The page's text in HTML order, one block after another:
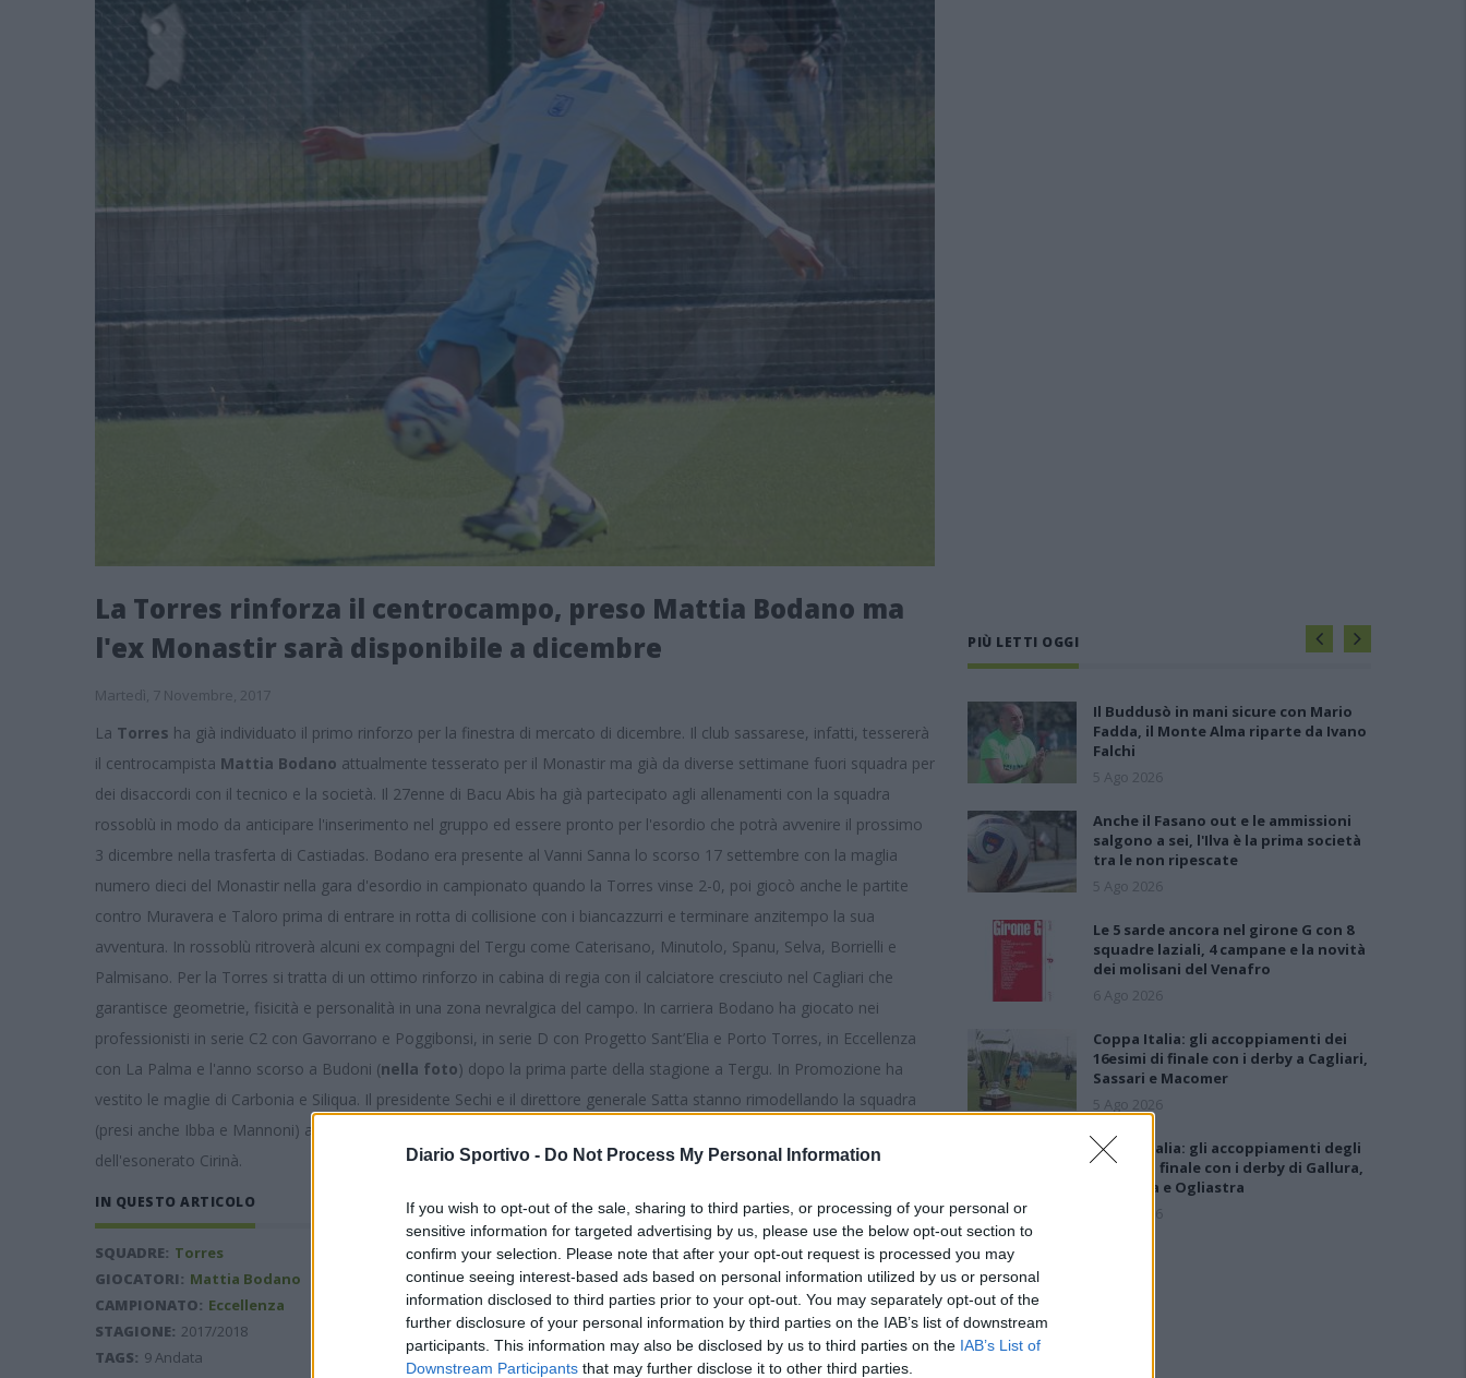
Diario Sportivo - Do Not Process My Personal Information
If you wish to opt-out of the sale, sharing to third parties, or processing of your personal or
sensitive information for targeted advertising by us, please use the below opt-out section to
confirm your selection. Please note that after your opt-out request is processed you may
continue seeing interest-based ads based on personal information utilized by us or personal
information disclosed to third parties prior to your opt-out. You may separately opt-out of the
further disclosure of your personal information by third parties on the IAB’s list of downstream
participants. This information may also be disclosed by us to third parties on the IAB’s List of
Downstream Participants that may further disclose it to other third parties.
La Torres rinforza il centrocampo, preso Mattia Bodano ma
l'ex Monastir sarà disponibile a dicembre
Martedì, 7 Novembre, 2017
La Torres ha già individuato il primo rinforzo per la finestra di mercato di dicembre. Il club sassarese, infatti, tessererà
il centrocampista Mattia Bodano attualmente tesserato per il Monastir ma già da diverse settimane fuori squadra per
dei disaccordi con il tecnico e la società. Il 27enne di Bacu Abis ha già partecipato agli allenamenti con la squadra
rossoblù in modo da anticipare l'inserimento nel gruppo ed essere pronto per l'esordio che potrà avvenire il prossimo
3 dicembre nella trasferta di Castiadas. Bodano era presente al Vanni Sanna lo scorso 17 settembre con la maglia
numero dieci del Monastir nella gara d'esordio in campionato quando la Torres vinse 2-0, poi giocò anche le partite
contro Muravera e Taloro prima di entrare in rotta di collisione con i biancazzurri e terminare anzitempo la sua
avventura. In rossoblù ritroverà alcuni ex compagni del Tergu come Caterisano, Minutolo, Spanu, Selva, Borrielli e
Palmisano. Per la Torres si tratta di un ottimo rinforzo in cabina di regia con il calciatore cresciuto nel Cagliari che
garantisce geometrie, fisicità e personalità in una zona nevralgica del campo. In carriera Bodano ha giocato nei
professionisti in serie C2 con Gavorrano e Poggibonsi, in serie D con Progetto Sant’Elia e Porto Torres, in Eccellenza
con La Palma e l'anno scorso a Budoni (nella foto) dopo la prima parte della stagione a Tergu. In Promozione ha
vestito le maglie di Carbonia e Siliqua. Il presidente Sechi e il direttore generale Satta stanno rimodellando la squadra
(presi anche Ibba e Mannoni) affidata da alcune settimane al tecnico Pino Tortora chiamato in sostituzione
dell'esonerato Cirinà.
IN QUESTO ARTICOLO
SQUADRE: Torres
GIOCATORI: Mattia Bodano
CAMPIONATO: Eccellenza
STAGIONE: 2017/2018
TAGS: 9 Andata
PIÙ LETTI OGGI
Il Buddusò in mani sicure con Mario
Fadda, il Monte Alma riparte da Ivano
Falchi
5 Ago 2026
Anche il Fasano out e le ammissioni
salgono a sei, l'Ilva è la prima società
tra le non ripescate
5 Ago 2026
Le 5 sarde ancora nel girone G con 8
squadre laziali, 4 campane e la novità
dei molisani del Venafro
6 Ago 2026
Coppa Italia: gli accoppiamenti dei
16esimi di finale con i derby a Cagliari,
Sassari e Macomer
5 Ago 2026
Coppa Italia: gli accoppiamenti degli
ottavi di finale con i derby di Gallura,
Barbagia e Ogliastra
5 Ago 2026